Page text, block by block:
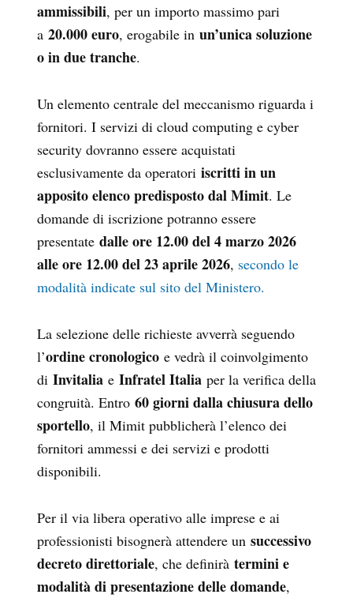
ammissibili, per un importo massimo pari
a 20.000 euro, erogabile in un’unica soluzione
o in due tranche.
Un elemento centrale del meccanismo riguarda i
fornitori. I servizi di cloud computing e cyber
security dovranno essere acquistati
esclusivamente da operatori iscritti in un
apposito elenco predisposto dal Mimit. Le
domande di iscrizione potranno essere
presentate dalle ore 12.00 del 4 marzo 2026
alle ore 12.00 del 23 aprile 2026, secondo le
modalità indicate sul sito del Ministero.
La selezione delle richieste avverrà seguendo
l’ordine cronologico e vedrà il coinvolgimento
di Invitalia e Infratel Italia per la verifica della
congruità. Entro 60 giorni dalla chiusura dello
sportello, il Mimit pubblicherà l’elenco dei
fornitori ammessi e dei servizi e prodotti
disponibili.
Per il via libera operativo alle imprese e ai
professionisti bisognerà attendere un successivo
decreto direttoriale, che definirà termini e
modalità di presentazione delle domande,